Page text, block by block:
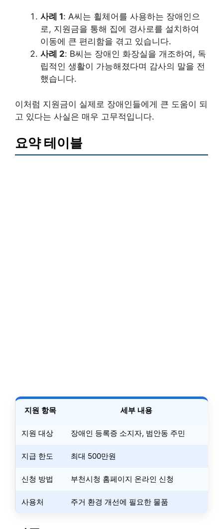
사례 1: A씨는 휠체어를 사용하는 장애인으
로, 지원금을 통해 집에 경사로를 설치하여
이동에 큰 편리함을 겪고 있습니다.
사례 2: B씨는 장애인 화장실을 개조하여, 독
립적인 생활이 가능해졌다며 감사의 말을 전
했습니다.
이처럼 지원금이 실제로 장애인들에게 큰 도움이 되
고 있다는 사실은 매우 고무적입니다.
요약 테이블
지원 항목 세부 내용
지원 대상 장애인 등록증 소지자, 범안동 주민
지급 한도 최대 500만원
신청 방법 부천시청 홈페이지 온라인 신청
사용처 주거 환경 개선에 필요한 물품